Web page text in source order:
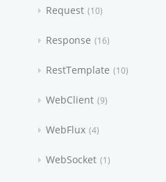
Request 10
Response 16
RestTemplate 10
WebClient 9
WebFlux 4
WebSocket 1